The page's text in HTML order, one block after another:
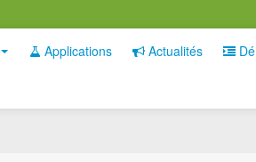
Applications Actualités